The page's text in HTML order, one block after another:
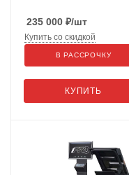
235 000 ₽/шт
КУПИТЬ
Купить со скидкой
В РАССРОЧКУ